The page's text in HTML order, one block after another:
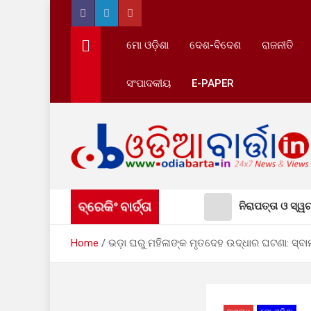
content
ମୋ ଓଡ଼ିଶା ଦେଶ-ବିଦେଶ ରାଜନୀତି
ସଂପାଦକୀୟ E-PAPER
OdiaBarta.in
ବ୍ରେକିଂ ବାର୍ତ୍ତା ନିରାପତ୍ତା ଓ
୮ ବର୍ଷ ପରେ
Home ଭଡ଼ା ଘରୁ ମହିଳାଙ୍କ ମୃତଦେହ ଉଦ୍ଧାର ଘଟଣା: